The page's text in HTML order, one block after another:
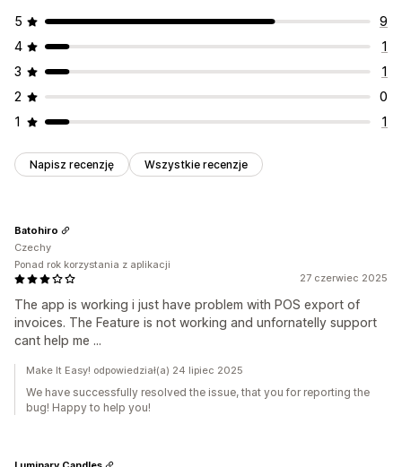
5
9
4
1
3
1
2
0
1
1
Napisz recenzję Wszystkie recenzje
27 czerwiec 2025
The app is working i just have problem with POS export of
invoices. The Feature is not working and unfornatelly support
cant help me ...
Batohiro
Czechy
Ponad rok korzystania z aplikacji
Make It Easy! odpowiedział(a) 24 lipiec 2025
We have successfully resolved the issue, that you for reporting the
bug! Happy to help you!